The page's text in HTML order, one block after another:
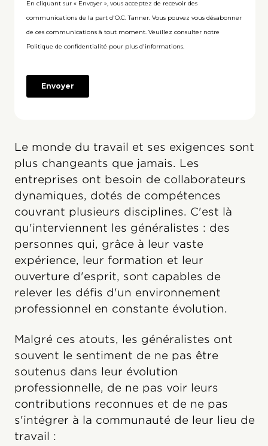
Le monde du travail et ses exigences sont
plus changeants que jamais. Les
entreprises ont besoin de collaborateurs
dynamiques, dotés de compétences
couvrant plusieurs disciplines. C'est là
qu'interviennent les généralistes : des
personnes qui, grâce à leur vaste
expérience, leur formation et leur
ouverture d'esprit, sont capables de
relever les défis d'un environnement
professionnel en constante évolution.
Malgré ces atouts, les généralistes ont
souvent le sentiment de ne pas être
soutenus dans leur évolution
professionnelle, de ne pas voir leurs
contributions reconnues et de ne pas
s'intégrer à la communauté de leur lieu de
travail :